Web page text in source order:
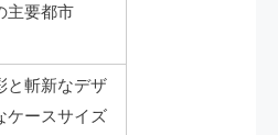
主要都市
と斬新なデザ
ケースサイズ